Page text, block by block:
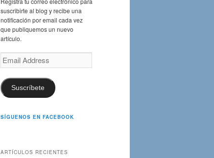
suscribirte al blog y recibe una
notificación por email cada vez
que publiquemos un nuevo
artículo.
Email
Address
Suscríbete
SÍGUENOS EN FACEBOOK
ARTÍCULOS RECIENTES